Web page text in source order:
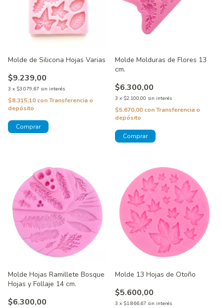
Molde de Silicona Hojas Varias
$9.239,00
3 x $3.079,67 sin interés
$8.315,10 conTransferencia o
depósito
Molde Molduras de Flores 13
cm.
$6.300,00
3 x $2.100,00 sin interés
$5.670,00 conTransferencia o
depósito
Molde Hojas Ramillete Bosque
Hojas y Follaje 14 cm.
$6.300,00
Molde 13 Hojas de Otoño
$5.600,00
3 x $1.866,67 sin interés